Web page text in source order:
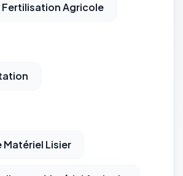
Agricole
Matériel Lisier